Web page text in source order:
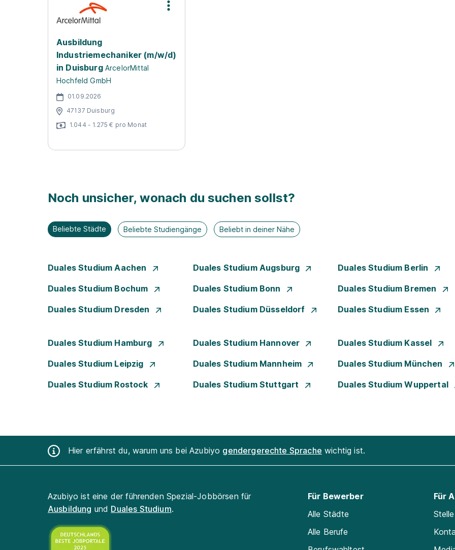
Ausbildung
Industriemechaniker (m/w/d)
in Duisburg ArcelorMittal
Hochfeld GmbH
01.09.2026
47137 Duisburg
1.044 - 1.275 € pro Monat
Noch unsicher, wonach du suchen sollst?
Beliebte Städte Beliebte Studiengänge Beliebt in deiner Nähe
Duales Studium Aachen Duales Studium Augsburg Duales Studium Berlin
Duales Studium Bochum Duales Studium Bonn Duales Studium Bremen
Duales Studium Dresden Duales Studium Düsseldorf Duales Studium Essen
Duales Studium Hamburg Duales Studium Hannover Duales Studium Kassel
Duales Studium Leipzig Duales Studium Mannheim Duales Studium München
Duales Studium Rostock Duales Studium Stuttgart Duales Studium Wuppertal
Hier erfährst du, warum uns bei Azubiyo gendergerechte Sprache wichtig ist.
Azubiyo ist eine der führenden Spezial-Jobbörsen für
Ausbildung und Duales Studium.
Für Bewerber
Alle Städte
Alle Berufe
Für